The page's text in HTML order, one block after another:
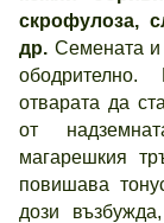
скрофулоза,
др. Семената и
отварата да
от
магарешкия
повишава
дози